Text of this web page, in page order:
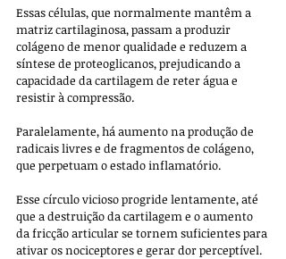
Essas células, que normalmente mantêm a
matriz cartilaginosa, passam a produzir
colágeno de menor qualidade e reduzem a
síntese de proteoglicanos, prejudicando a
capacidade da cartilagem de reter água e
resistir à compressão.
Paralelamente, há aumento na produção de
radicais livres e de fragmentos de colágeno,
que perpetuam o estado inflamatório.
Esse círculo vicioso progride lentamente, até
que a destruição da cartilagem e o aumento
da fricção articular se tornem suficientes para
ativar os nociceptores e gerar dor perceptível.